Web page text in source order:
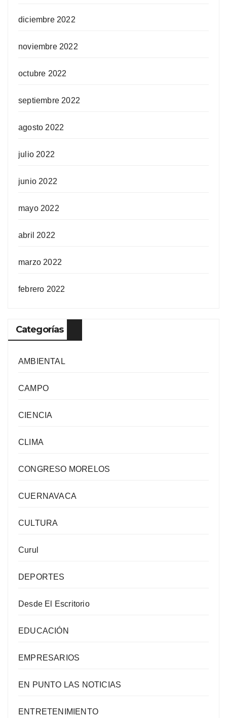
diciembre 2022
noviembre 2022
octubre 2022
septiembre 2022
agosto 2022
julio 2022
junio 2022
mayo 2022
abril 2022
marzo 2022
febrero 2022
Categorías
AMBIENTAL
CAMPO
CIENCIA
CLIMA
CONGRESO MORELOS
CUERNAVACA
CULTURA
Curul
DEPORTES
Desde El Escritorio
EDUCACIÓN
EMPRESARIOS
EN PUNTO LAS NOTICIAS
ENTRETENIMIENTO